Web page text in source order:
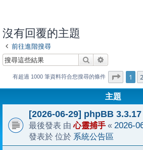
沒有回覆的主題
前往進階搜尋
搜尋
有超過 1000 筆資料符合您搜尋的條件 第1
1 2
主題
[2026-06-29] phpBB
最後發表 由心靈捕手 « 2026-
發表於 位於 系統公告區